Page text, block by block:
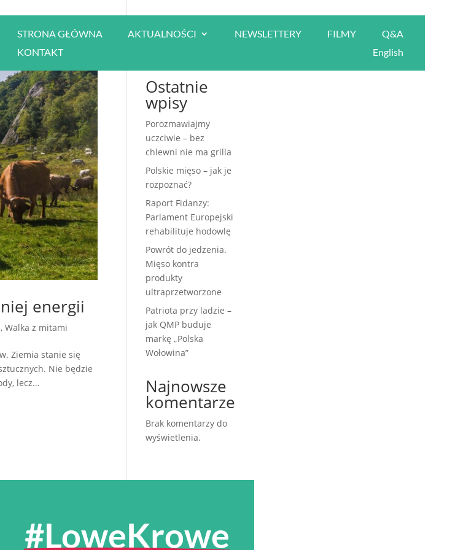
STRONA GŁÓWNA AKTUALNOŚCI NEWSLETTERY FILMY
Q&A
KONTAKT
English
energii
, Walka z mitami
Ziemia stanie się
Nie będzie
lecz...
Ostatnie
wpisy
Porozmawiajmy
uczciwie – bez
chlewni nie ma grilla
Polskie mięso – jak je
rozpoznać?
Raport Fidanzy:
Parlament Europejski
rehabilituje hodowlę
Powrót do jedzenia.
Mięso kontra
produkty
ultraprzetworzone
Patriota przy ladzie –
jak QMP buduje
markę „Polska
Wołowina”
Najnowsze
komentarze
Brak komentarzy do
wyświetlenia.
#LoweKrowe